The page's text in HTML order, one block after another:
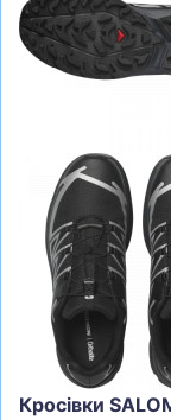
Кросівки